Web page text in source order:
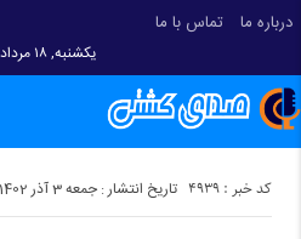
درباره ما تماس با ما
یکشنبه, ۱۸ مرداد , ۱۴۰۵
تاریخ انتشار : جمعه 3 آذر 1402 - 20:21 کد خبر : 4939